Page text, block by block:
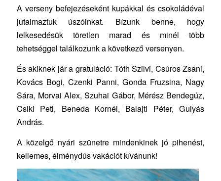
A verseny befejezéseként kupákkal és csokoládéval
jutalmaztuk úszóinkat. Bízunk benne, hogy
lelkesedésük töretlen marad és minél több
tehetséggel találkozunk a következő versenyen.
És akiknek jár a gratuláció: Tóth Szilvi, Csúros Zsani,
Kovács Bogi, Czenki Panni, Gonda Fruzsina, Nagy
Sára, Morvai Alex, Szuhai Gábor, Mérész Bendegúz,
Csiki Peti, Beneda Kornél, Balajti Péter, Gulyás
András.
A közelgő nyári szünetre mindenkinek jó pihenést,
kellemes, élménydús vakációt kívánunk!